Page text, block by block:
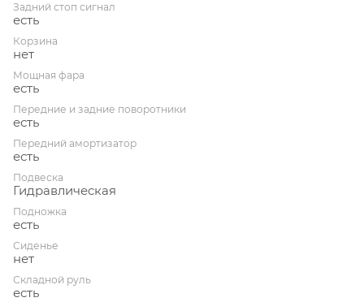
Задний стоп сигнал
есть
Корзина
нет
Мощная фара
есть
Передние и задние поворотники
есть
Передний амортизатор
есть
Подвеска
Гидравлическая
Подножка
есть
Сиденье
нет
Складной руль
есть